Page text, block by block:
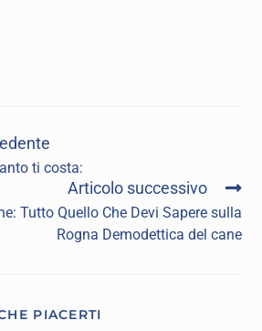
ti costa:
Articolo successivo
Tutto Quello Che Devi Sapere sulla
Rogna Demodettica del cane
PIACERTI